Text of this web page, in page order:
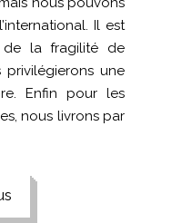
Il est
de la fragilité de
privilégierons une
Enfin pour les
nous livrons par